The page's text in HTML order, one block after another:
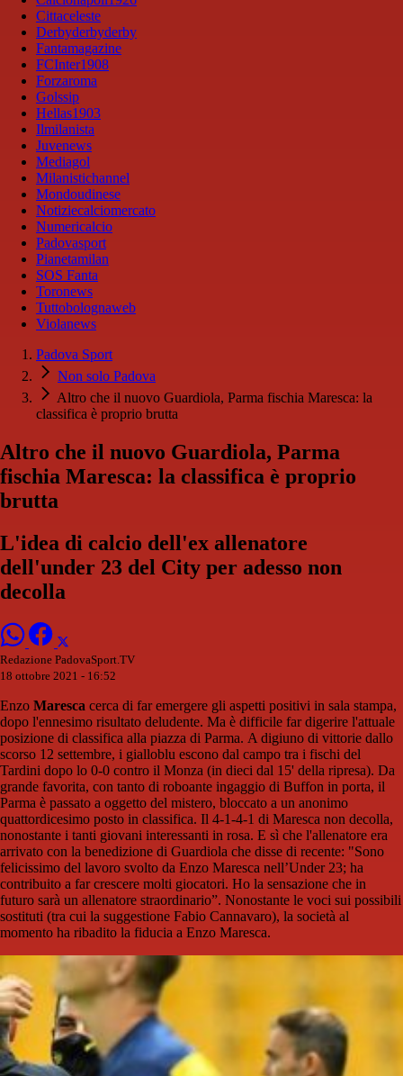
Cittaceleste
Derbyderbyderby
Fantamagazine
FCInter1908
Forzaroma
Golssip
Hellas1903
Ilmilanista
Juvenews
Mediagol
Milanistichannel
Mondoudinese
Notiziecalciomercato
Numericalcio
Padovasport
Pianetamilan
SOS Fanta
Toronews
Tuttobolognaweb
Violanews
Padova Sport
Non solo Padova
Altro che il nuovo Guardiola, Parma fischia Maresca: la
classifica è proprio brutta
Altro che il nuovo Guardiola, Parma
fischia Maresca: la classifica è proprio
brutta
L'idea di calcio dell'ex allenatore
dell'under 23 del City per adesso non
decolla
Redazione PadovaSport.TV
18 ottobre 2021 - 16:52
Enzo Maresca cerca di far emergere gli aspetti positivi in sala stampa,
dopo l'ennesimo risultato deludente. Ma è difficile far digerire l'attuale
posizione di classifica alla piazza di Parma. A digiuno di vittorie dallo
scorso 12 settembre, i gialloblu escono dal campo tra i fischi del
Tardini dopo lo 0-0 contro il Monza (in dieci dal 15' della ripresa). Da
grande favorita, con tanto di roboante ingaggio di Buffon in porta, il
Parma è passato a oggetto del mistero, bloccato a un anonimo
quattordicesimo posto in classifica. Il 4-1-4-1 di Maresca non decolla,
nonostante i tanti giovani interessanti in rosa. E sì che l'allenatore era
arrivato con la benedizione di Guardiola che disse di recente: "Sono
felicissimo del lavoro svolto da Enzo Maresca nell’Under 23; ha
contribuito a far crescere molti giocatori. Ho la sensazione che in
futuro sarà un allenatore straordinario”. Nonostante le voci sui possibili
sostituti (tra cui la suggestione Fabio Cannavaro), la società al
momento ha ribadito la fiducia a Enzo Maresca.